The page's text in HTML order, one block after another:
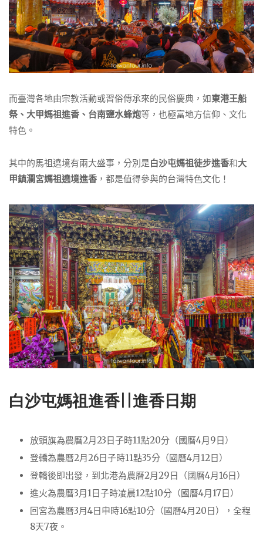
而臺灣各地由宗教活動或習俗傳承來的民俗慶典，如東港王船
祭、大甲媽祖進香、台南鹽水蜂炮等，也極富地方信仰、文化
特色。
其中的馬祖遶境有兩大盛事，分別是白沙屯媽祖徒步進香和大
甲鎮瀾宮媽祖遶境進香 ，都是值得參與的台灣特色文化！
白沙屯媽祖進香|| 進香日期
放頭旗為農曆2月23日子時11點20分（國曆4月9日）
登轎為農曆2月26日子時11點35分（國曆4月12日）
登轎後即出發，到北港為農曆2月29日（國曆4月16日）
進火為農曆3月1日子時凌晨12點10分（國曆4月17日）
回宮為農曆3月4日申時16點10分（國曆4月20日），全程
8天7夜。